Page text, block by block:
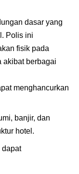
dasar yang
Polis ini
fisik pada
akibat berbagai
menghancurkan
banjir, dan
hotel.
dapat